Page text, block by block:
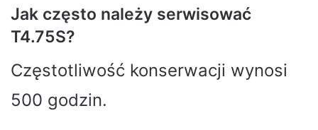
Jak często należy serwisować
T4.75S?
Częstotliwość konserwacji wynosi
500 godzin.